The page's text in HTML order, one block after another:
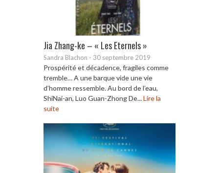
Jia Zhang-ke – « Les Eternels »
Sandra Blachon - 30 septembre 2019
Prospérité et décadence, fragiles comme
tremble… A une barque vide une vie
d’homme ressemble. Au bord de l’eau,
ShiNai-an, Luo Guan-Zhong De...Lire la
suite